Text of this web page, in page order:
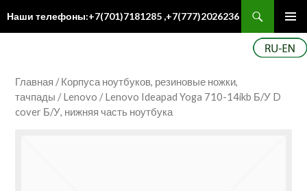
Наши телефоны:+7(701)7181285 ,+7(777)2026236
Главная /Корпуса ноутбуков, резиновые ножки,
тачпады /Lenovo / Lenovo Ideapad Yoga 710-14ikb Б/У D
cover Б/У, нижняя часть ноутбука